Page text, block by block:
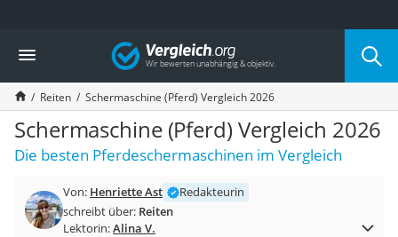
Die beliebtesten Vergleiche nach Kategorie
Freizeit & Sport
Gartentrampolin
Trampolin
Metalldetektor
Eufab-Fahrradträger
Trampolin 366 cm
Aluminium-Koffer
Futterboot
Vergleich
Reiten Schermaschine (Pferd) Vergleich 2026
Schermaschine (Pferd) Vergleich 2026
Die besten Pferdeschermaschinen im Vergleich
Von: Henriette Ast
Redakteurin
schreibt über: Reiten
Lektorin:Alina V.